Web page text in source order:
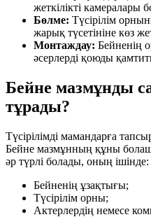
жеткілікті камералары
Бөлме: Түсірілім
жарық түсетініне көз
Монтаждау: Бейненің
әсерлерді қоюды
Бейне мазмұнды
тұрады?
Түсірілімді мамандарға
Бейне мазмұнның құны
әр түрлі болады, оның ішінде:
Бейненің ұзақтығы;
Түсірілім орны;
Актерлердің немесе